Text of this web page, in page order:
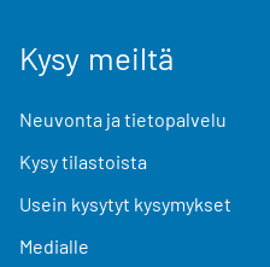
Kysy meiltä
Neuvonta ja tietopalvelu
Kysy tilastoista
Usein kysytyt kysymykset
Medialle